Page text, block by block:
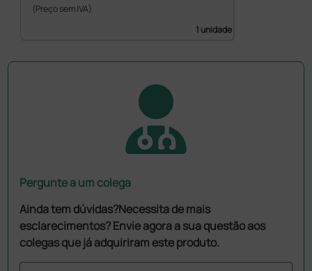
(Preço sem IVA)
1 unidade
Pergunte a um colega
Ainda tem dúvidas?Necessita de mais
esclarecimentos? Envie agora a sua questão aos
colegas que já adquiriram este produto.